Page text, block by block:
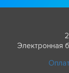
Электронная